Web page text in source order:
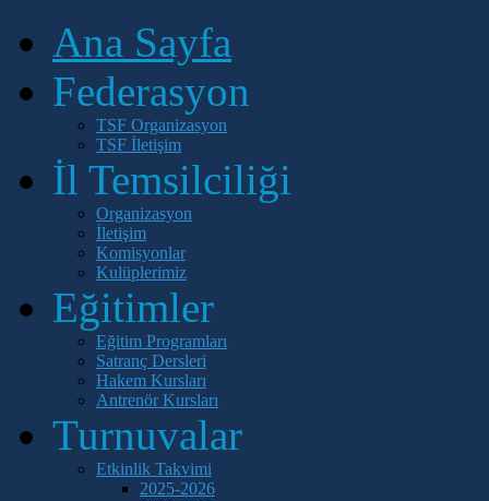
Ana Sayfa
Federasyon
TSF Organizasyon
TSF İletişim
İl Temsilciliği
Organizasyon
İletişim
Komisyonlar
Kulüplerimiz
Eğitimler
Eğitim Programları
Satranç Dersleri
Hakem Kursları
Antrenör Kursları
Turnuvalar
Etkinlik Takvimi
2025-2026